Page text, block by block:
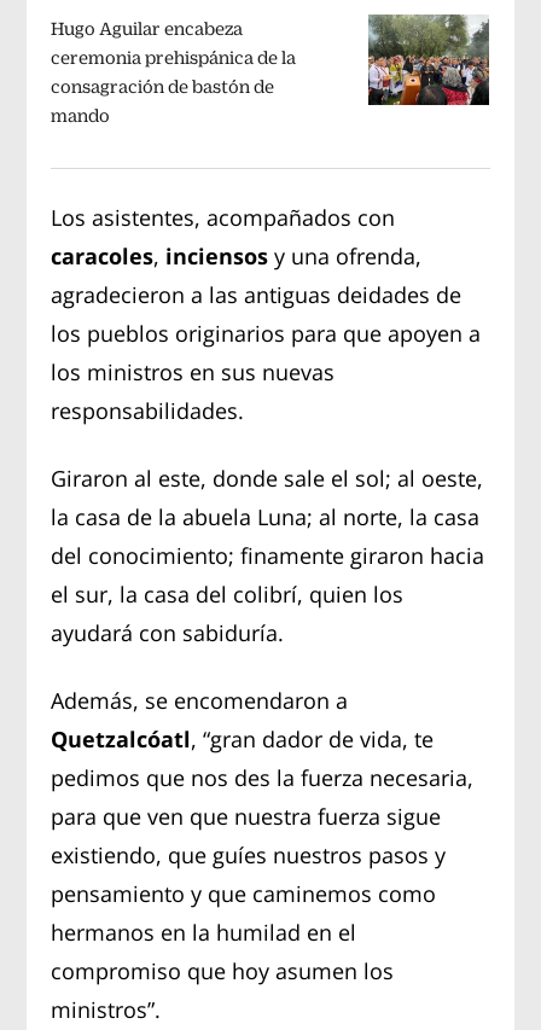
Hugo Aguilar encabeza
ceremonia prehispánica de la
consagración de bastón de
mando
Los asistentes, acompañados con
caracoles, inciensos y una ofrenda,
agradecieron a las antiguas deidades de
los pueblos originarios para que apoyen a
los ministros en sus nuevas
responsabilidades.
Giraron al este, donde sale el sol; al oeste,
la casa de la abuela Luna; al norte, la casa
del conocimiento; finamente giraron hacia
el sur, la casa del colibrí, quien los
ayudará con sabiduría.
Además, se encomendaron a
Quetzalcóatl, “gran dador de vida, te
pedimos que nos des la fuerza necesaria,
para que ven que nuestra fuerza sigue
existiendo, que guíes nuestros pasos y
pensamiento y que caminemos como
hermanos en la humilad en el
compromiso que hoy asumen los
ministros”.